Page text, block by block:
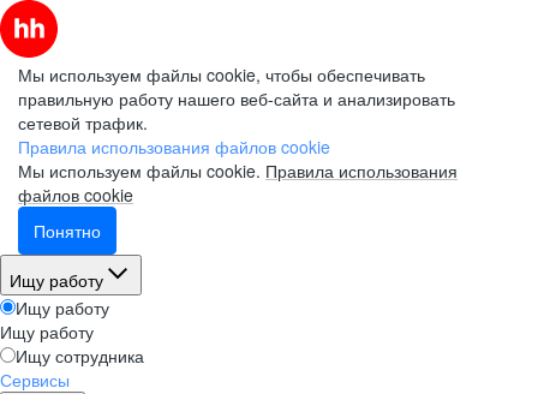
Мы используем файлы cookie, чтобы обеспечивать
правильную работу нашего веб-сайта и анализировать
сетевой трафик.
Правила использования файлов cookie
Мы используем файлы cookie. Правила использования
файлов cookie
Понятно
Ищу работу
Ищу работу
Ищу работу
Ищу сотрудника
Сервисы